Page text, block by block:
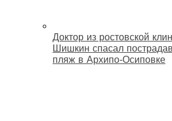
Доктор из ростовской
Шишкин спасал
пляж в Архипо‑Осиповке